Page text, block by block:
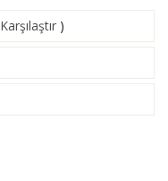
Karşılaştır )